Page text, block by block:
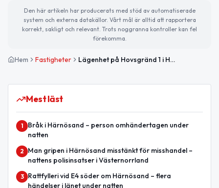
Den här artikeln har producerats med stöd av automatiserade
system och externa datakällor. Vårt mål är alltid att rapportera
korrekt, sakligt och relevant. Trots noggranna kontroller kan fel
förekomma.
Hem Fastigheter Lägenhet på Hovsgränd 1 i Härnösand såld för 1 000 000kr
Mest läst
1
Bråk i Härnösand – person omhändertagen under
natten
2
Man gripen i Härnösand misstänkt för misshandel –
nattens polisinsatser i Västernorrland
3
Rattfylleri vid E4 söder om Härnösand – flera
händelser i länet under natten